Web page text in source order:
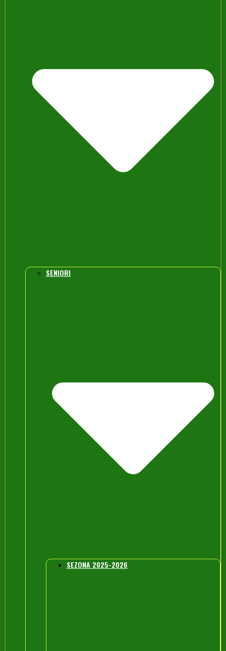
SENIORI
SEZONA 2025-2026